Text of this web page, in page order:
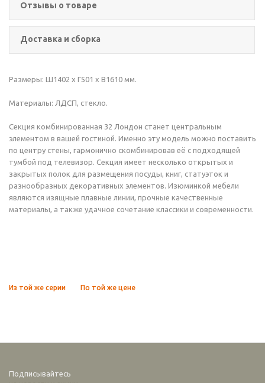
Отзывы о товаре
Доставка и сборка
Размеры: Ш1402 x Г501 x В1610 мм.
Материалы: ЛДСП, стекло.
Секция комбинированная 32 Лондон станет центральным
элементом в вашей гостиной. Именно эту модель можно поставить
по центру стены, гармонично скомбинировав её с подходящей
тумбой под телевизор. Секция имеет несколько открытых и
закрытых полок для размещения посуды, книг, статуэток и
разнообразных декоративных элементов. Изюминкой мебели
являются изящные плавные линии, прочные качественные
материалы, а также удачное сочетание классики и современности.
Из той же серии По той же цене
Подписывайтесь